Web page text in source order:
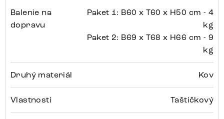
Balenie na
dopravu
Paket 1: B60 x T60 x H50 cm - 4
kg
Paket 2: B69 x T68 x H66 cm - 9
kg
Druhý materiál Kov
Vlastnosti Taštičkový